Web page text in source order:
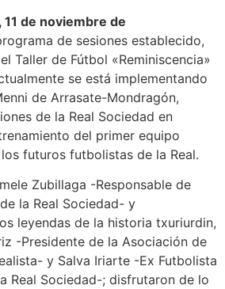
de noviembre de
de sesiones establecido,
Taller de Fútbol «Reminiscencia»
se está implementando
de Arrasate-Mondragón,
de la Real Sociedad en
del primer equipo
futuros futbolistas de la Real.
Zubillaga -Responsable de
la Real Sociedad- y
leyendas de la historia txuriurdin,
-Presidente de la Asociación de
y Salva Iriarte -Ex Futbolista
Real Sociedad-; disfrutaron de lo